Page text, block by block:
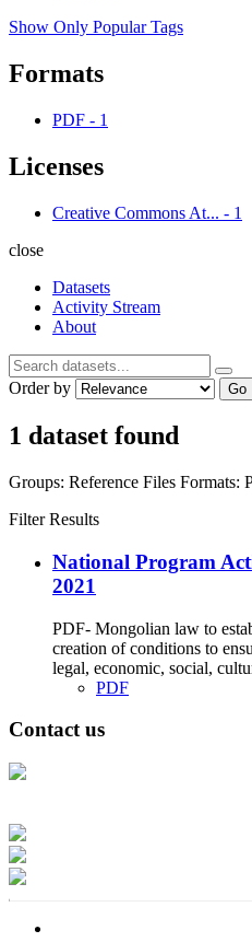
Show Only Popular Tags
Formats
PDF - 1
Licenses
Creative Commons At... - 1
close
Datasets
Activity Stream
About
Order by Go
1 dataset found
Groups: Reference Files Formats:
Filter Results
National Program
2021
PDF- Mongolian law to
creation of conditions to
legal, economic, social,
PDF
Contact us